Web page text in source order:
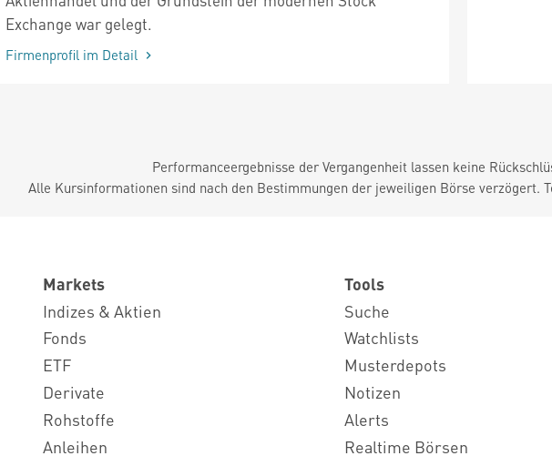
Exchange war gelegt.
Firmenprofil im Detail
Performanceergebnisse der Vergangenheit lassen keine
Alle Kursinformationen sind nach den Bestimmungen der jeweiligen Börse verzögert.
Markets
Indizes & Aktien
Fonds
ETF
Derivate
Rohstoffe
Anleihen
Tools
Suche
Watchlists
Musterdepots
Notizen
Alerts
Realtime Börsen